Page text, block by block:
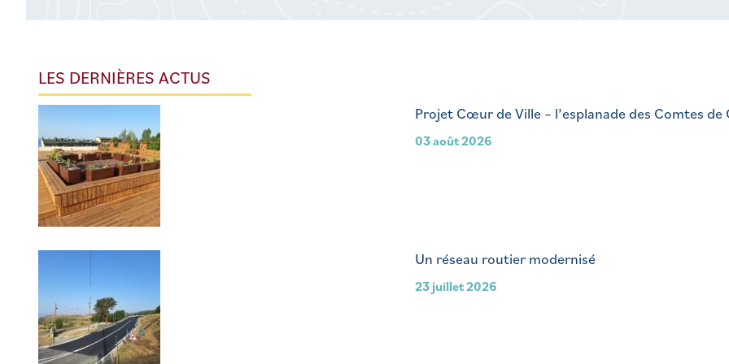
LES DERNIÈRES ACTUS
Projet Cœur de Ville – l’esplanade des Comtes de
03 août 2026
Un réseau routier modernisé
23 juillet 2026